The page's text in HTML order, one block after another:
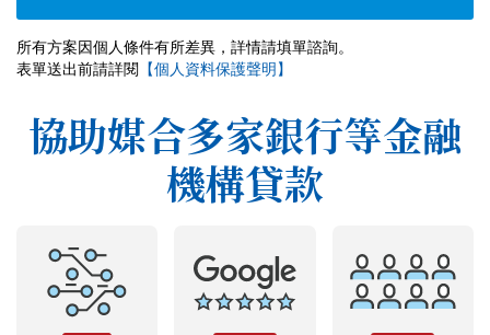
所有方案因個人條件有所差異，詳情請填單諮詢。
表單送出前請詳閱 【個人資料保護聲明】
協助媒合多家銀行等金融
機構貸款